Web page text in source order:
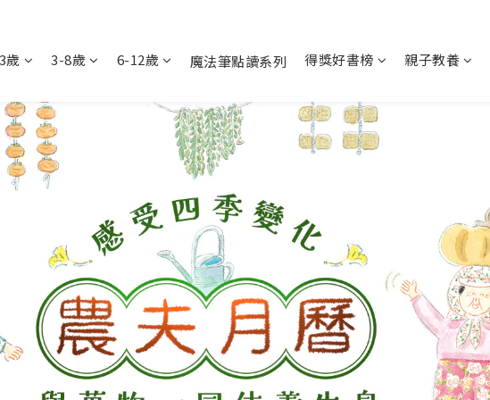
歲 3-8歲 6-12歲 魔法筆點讀系列 得獎好書榜 親子教養